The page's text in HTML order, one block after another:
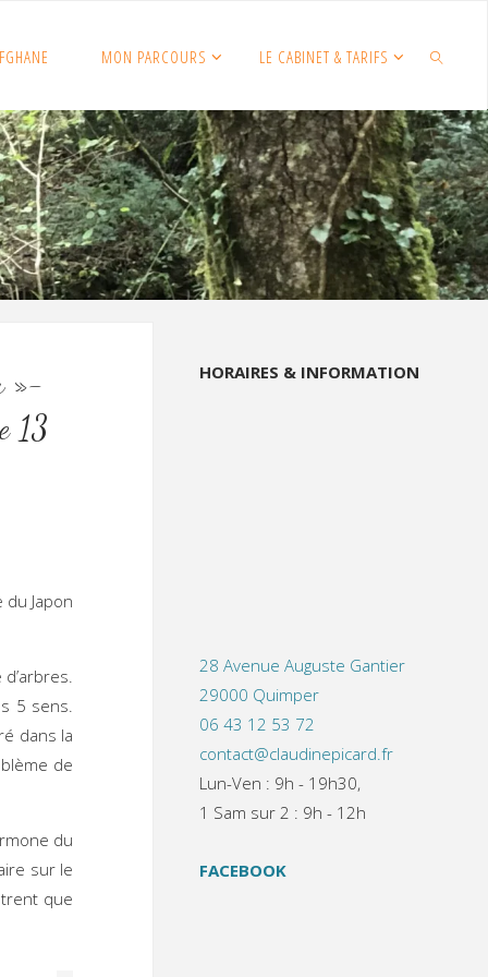
MON PARCOURS LE CABINET & TARIFS
SEARCH
»-
13
Japon
5 sens.
dans la
de
du
sur le
que
HORAIRES & INFORMATION
28 Avenue Auguste Gantier
29000 Quimper
06 43 12 53 72
contact@claudinepicard.fr
Lun-Ven : 9h - 19h30,
1 Sam sur 2 : 9h - 12h
FACEBOOK